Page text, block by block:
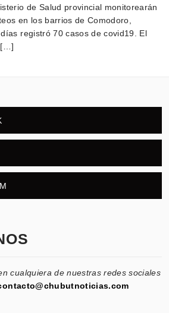
de Salud provincial monitorearán
en los barrios de Comodoro,
registró 70 casos de covid19. El
[…]
cualquiera de nuestras redes sociales